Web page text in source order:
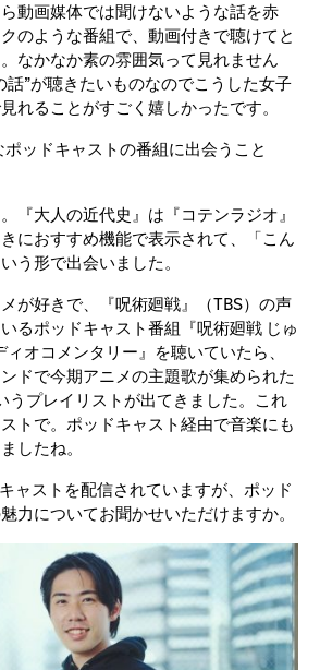
動画媒体では聞けないような話を赤
のような番組で、動画付きで聴けてと
なかなか素の雰囲気って見れません
話”が聴きたいものなのでこうした女子
れることがすごく嬉しかったです。
ッドキャストの番組に出会うこと
『大人の近代史』は『コテンラジオ』
におすすめ機能で表示されて、「こん
う形で出会いました。
が好きで、『呪術廻戦』（TBS）の声
るポッドキャスト番組『呪術廻戦 じゅ
ィオコメンタリー』を聴いていたら、
ドで今期アニメの主題歌が集められた
うプレイリストが出てきました。これ
トで。ポッドキャスト経由で音楽にも
したね。
ストを配信されていますが、ポッド
力についてお聞かせいただけますか。